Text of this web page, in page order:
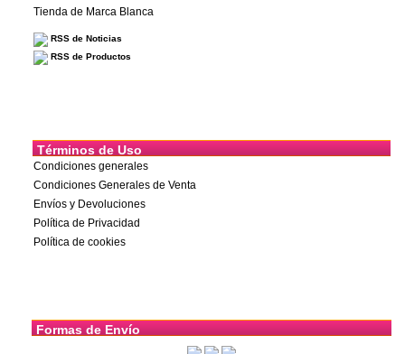
Tienda de Marca Blanca
RSS de Noticias
RSS de Productos
Términos de Uso
Condiciones generales
Condiciones Generales de Venta
Envíos y Devoluciones
Política de Privacidad
Política de cookies
Formas de Envío